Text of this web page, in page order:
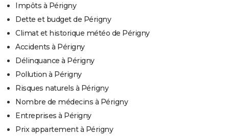
Impôts à Périgny
Dette et budget de Périgny
Climat et historique météo de Périgny
Accidents à Périgny
Délinquance à Périgny
Pollution à Périgny
Risques naturels à Périgny
Nombre de médecins à Périgny
Entreprises à Périgny
Prix appartement à Périgny